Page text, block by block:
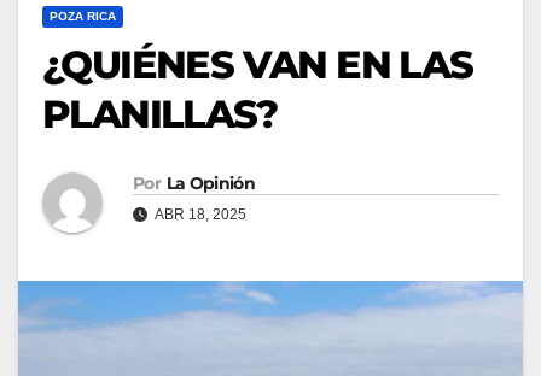
POZA RICA
¿QUIÉNES VAN EN LAS
PLANILLAS?
Por La Opinión
ABR 18, 2025